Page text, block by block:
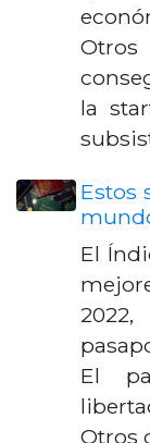
la
Estos
El
El
Otros